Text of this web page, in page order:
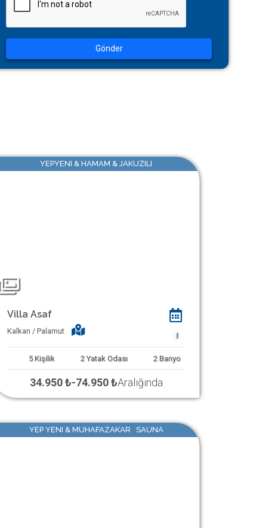
Gönder
YEPYENI & HAMAM & JAKUZILI
Villa Asaf
Kalkan / Palamut 1
5 Kişilik 2 Yatak Odası 2 Banyo
34.950 ₺-74.950 ₺Aralığında
YEP YENI & MUHAFAZAKAR SAUNA